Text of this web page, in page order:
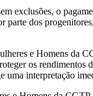
exclusões, o
parte dos
e Homens da
os rendimentos
uma interpretação